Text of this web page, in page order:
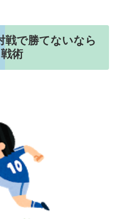
戦で勝てないなら
術